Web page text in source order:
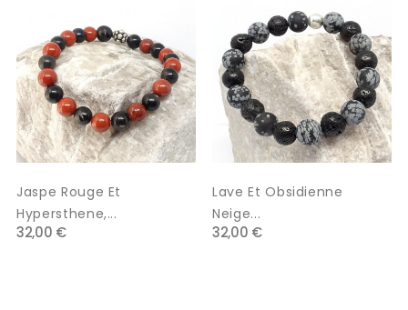
Jaspe Rouge Et
Hypersthene,...
32,00 €
Lave Et Obsidienne
Neige...
32,00 €